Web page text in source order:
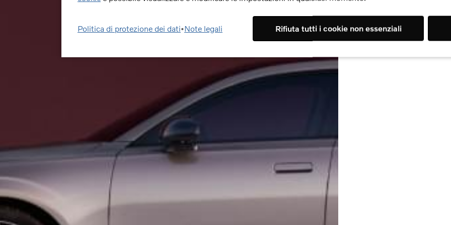
Rifiuta tutti i cookie non essenziali
Politica di protezione dei dati•Note legali